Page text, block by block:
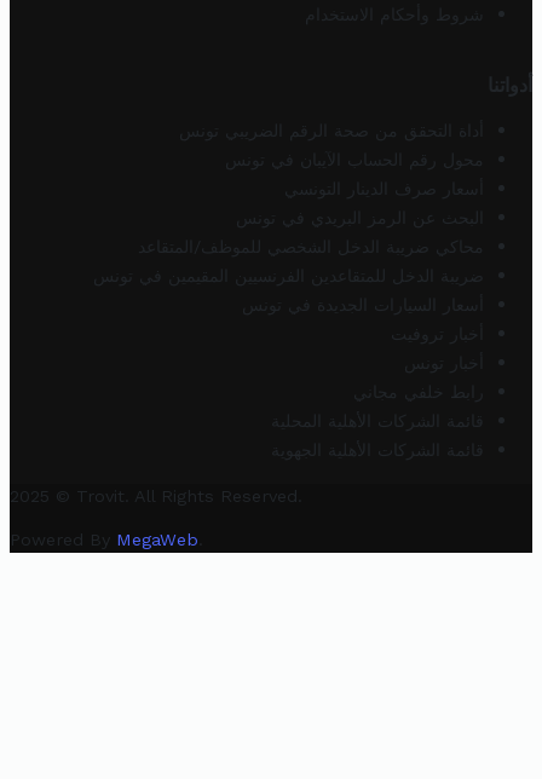
شروط وأحكام الاستخدام
أدواتنا
أداة التحقق من صحة الرقم الضريبي تونس
محول رقم الحساب الآيبان في تونس
أسعار صرف الدينار التونسي
البحث عن الرمز البريدي في تونس
محاكي ضريبة الدخل الشخصي للموظف/المتقاعد
ضريبة الدخل للمتقاعدين الفرنسيين المقيمين في تونس
أسعار السيارات الجديدة في تونس
أخبار تروفيت
أخبار تونس
رابط خلفي مجاني
قائمة الشركات الأهلية المحلية
قائمة الشركات الأهلية الجهوية
2025 © Trovit. All Rights Reserved.
Powered By MegaWeb